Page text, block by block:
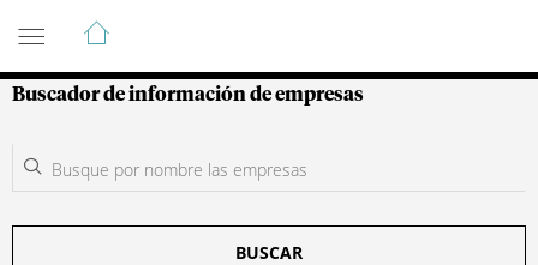
Guía de Empresas Colombianas
Buscador de información de empresas
BUSCAR